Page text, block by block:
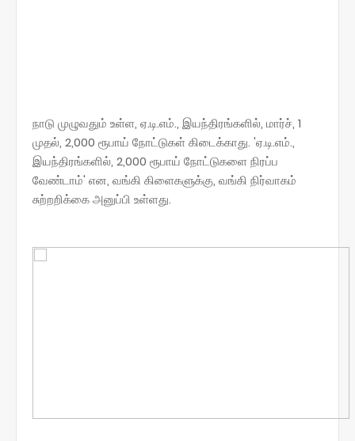
நாடு முழுவதும் உள்ள, ஏ.டி.எம்., இயந்திரங்களில், மார்ச், 1
முதல், 2,000 ரூபாய் நோட்டுகள் கிடைக்காது. 'ஏ.டி.எம்.,
இயந்திரங்களில், 2,000 ரூபாய் நோட்டுகளை நிரப்ப
வேண்டாம்' என, வங்கி கிளைகளுக்கு, வங்கி நிர்வாகம்
சுற்றறிக்கை அனுப்பி உள்ளது.